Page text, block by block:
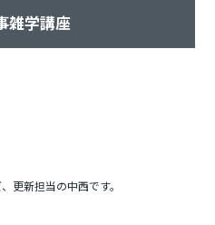
雑学講座
更新担当の中西です。